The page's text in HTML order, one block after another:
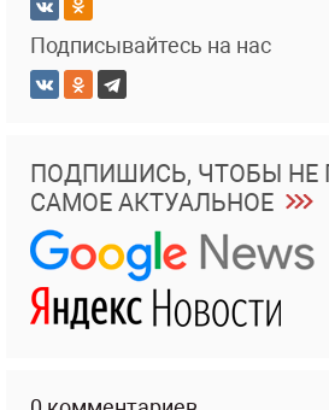
Подписывайтесь на нас
ПОДПИШИСЬ, ЧТОБЫ НЕ
САМОЕ АКТУАЛЬНОЕ